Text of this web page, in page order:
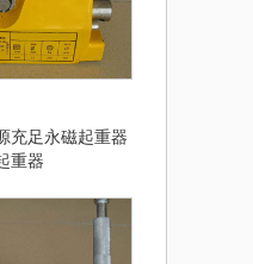
充足永磁起重器
重器